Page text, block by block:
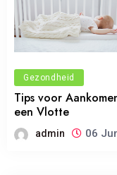
Gezondheid
Tips voor
een Vlotte
admin 06